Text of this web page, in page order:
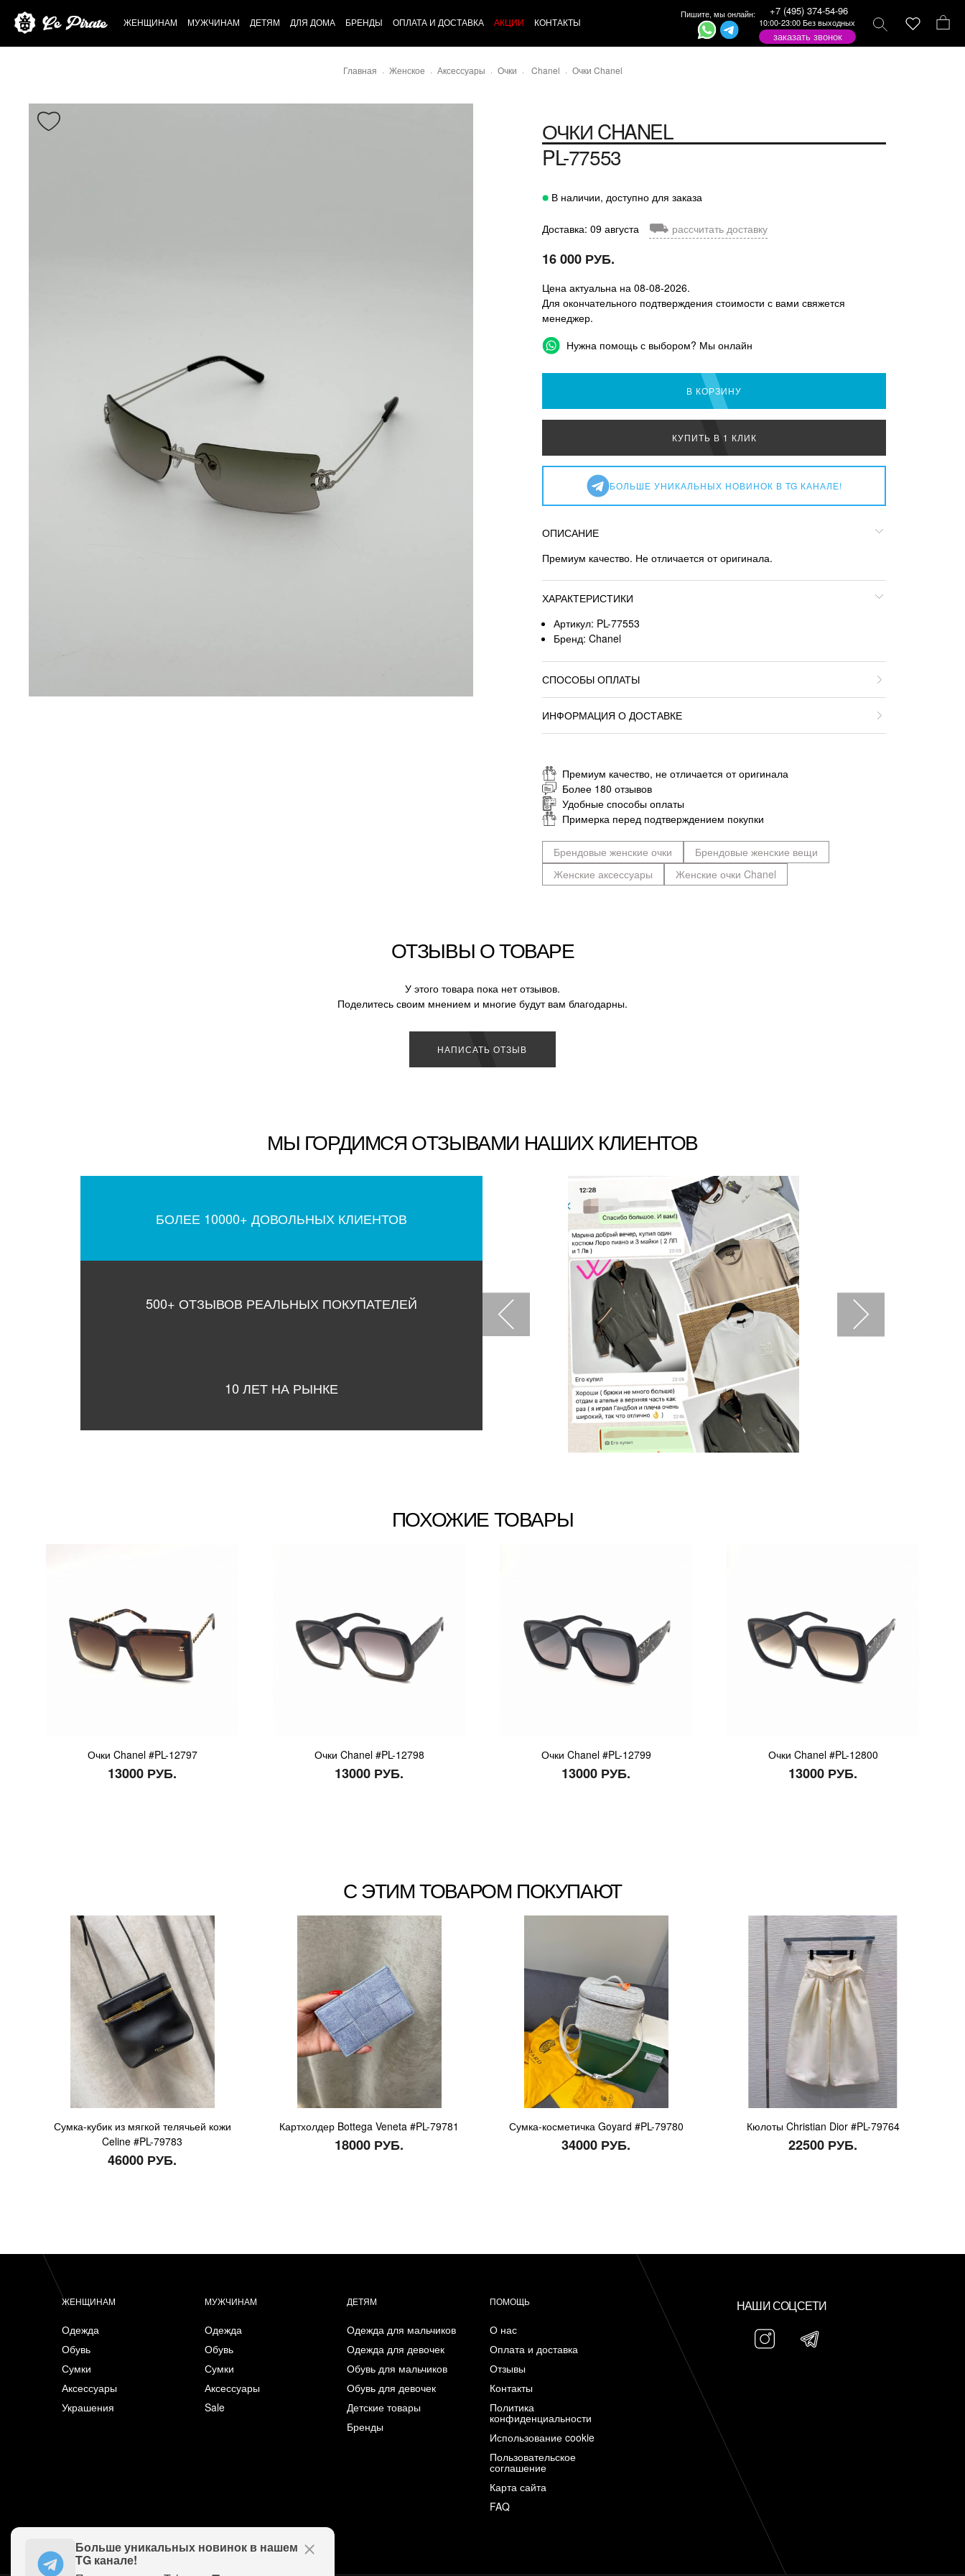
ЖЕНЩИНАМ МУЖЧИНАМ ДЕТЯМ ДЛЯ ДОМА БРЕНДЫ ОПЛАТА И ДОСТАВКА АКЦИИ КОНТАКТЫ
Пишите, мы онлайн: +7 (495) 374-54-96
10:00-23:00 Без выходных
заказать звонок
Главная Женское Аксессуары Очки Chanel Очки Chanel
ОЧКИ CHANEL
PL-77553
В наличии, доступно для заказа
Доставка: 09 августа ⛟ рассчитать доставку
16 000 РУБ.
Цена актуальна на 08-08-2026.
Для окончательного подтверждения стоимости с вами свяжется
менеджер.
Нужна помощь с выбором? Мы онлайн
В КОРЗИНУ
КУПИТЬ В 1 КЛИК
БОЛЬШЕ УНИКАЛЬНЫХ НОВИНОК В TG КАНАЛЕ!
ОПИСАНИЕ
Премиум качество. Не отличается от оригинала.
ХАРАКТЕРИСТИКИ
Артикул: PL-77553
Бренд: Chanel
СПОСОБЫ ОПЛАТЫ
ИНФОРМАЦИЯ О ДОСТАВКЕ
Премиум качество, не отличается от оригинала
Более 180 отзывов
Удобные способы оплаты
Примерка перед подтверждением покупки
Брендовые женские очки
Брендовые женские вещи
Женские аксессуары
Женские очки Chanel
ОТЗЫВЫ О ТОВАРЕ
У этого товара пока нет отзывов.
Поделитесь своим мнением и многие будут вам благодарны.
НАПИСАТЬ ОТЗЫВ
МЫ ГОРДИМСЯ ОТЗЫВАМИ НАШИХ КЛИЕНТОВ
БОЛЕЕ 10000+ ДОВОЛЬНЫХ КЛИЕНТОВ
500+ ОТЗЫВОВ РЕАЛЬНЫХ ПОКУПАТЕЛЕЙ
10 ЛЕТ НА РЫНКЕ
ПОХОЖИЕ ТОВАРЫ
Очки Chanel #PL-12797
13000 РУБ.
Очки Chanel #PL-12798
13000 РУБ.
Очки Chanel #PL-12799
13000 РУБ.
Очки Chanel #PL-12800
13000 РУБ.
С ЭТИМ ТОВАРОМ ПОКУПАЮТ
Сумка-кубик из мягкой телячьей кожи
Celine #PL-79783
46000 РУБ.
Картхолдер Bottega Veneta #PL-79781
18000 РУБ.
Сумка-косметичка Goyard #PL-79780
34000 РУБ.
Кюлоты Christian Dior #PL-79764
22500 РУБ.
ЖЕНЩИНАМ
Одежда
Обувь
Сумки
Аксессуары
Украшения
МУЖЧИНАМ
Одежда
Обувь
Сумки
Аксессуары
Sale
ДЕТЯМ
Одежда для мальчиков
Одежда для девочек
Обувь для мальчиков
Обувь для девочек
Детские товары
Бренды
ПОМОЩЬ
О нас
Оплата и доставка
Отзывы
Контакты
Политика
конфиденциальности
Использование cookie
Пользовательское
соглашение
Карта сайта
FAQ
НАШИ СОЦСЕТИ
Больше уникальных новинок в нашем
TG канале!